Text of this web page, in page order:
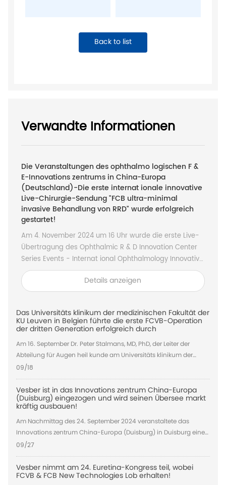
Back to list
Verwandte Informationen
Die Veranstaltungen des ophthalmo logischen F &
E-Innovations zentrums in China-Europa
(Deutschland)-Die erste internat ionale innovative
Live-Chirurgie-Sendung "FCB ultra-minimal
invasive Behandlung von RRD" wurde erfolgreich
gestartet!
Am 4. November 2024 um 16 Uhr wurde die erste Live-
Übertragung des Ophthalmic R & D Innovation Center
Series Events - Internat ional Ophthalmology Innovative
Surgery mit dem Titel "FCB Ultra-Minimal Invasive
Treatment for RRD" erfolgreich gestartet.
Details anzeigen
Das Universitäts klinikum der medizinischen Fakultät der
KU Leuven in Belgien führte die erste FCVB-Operation
der dritten Generation erfolgreich durch
Am 16. September Dr. Peter Stalmans, MD, PhD, der Leiter der
Abteilung für Augen heil kunde am Universitäts klinikum der
medizinischen Fakultät der KU Leuven, Belgien, Der FCVB der
dritten Generation wurde erstmals erfolgreich eingesetzt, um
einem Patienten mit einem schwer verletzten Auge infolge einer
schweren Augen verletzung einen Ballon zu implantieren und
den atrophie rten Augapfel zu erhalten.
09/18
Vesber ist in das Innovations zentrum China-Europa
(Duisburg) eingezogen und wird seinen Übersee markt
kräftig ausbauen!
Am Nachmittag des 24. September 2024 veranstaltete das
Innovations zentrum China-Europa (Duisburg) in Duisburg eine
"Innovative Ophthalmic Technology Cooperation Conference"
und eine Begrüßung veranstaltung für neue Projekte.
09/27
Vesber nimmt am 24. Euretina-Kongress teil, wobei
FCVB & FCB New Technologies Lob erhalten!